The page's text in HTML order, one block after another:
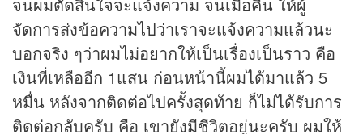
จัดการส่งข้อความไปว่าเราจะแจ้งความแล้วนะ
บอกจริง ๆว่าผมไม่อยากให้เป็นเรื่องเป็นราว คือ
เงินที่เหลืออีก 1แสน ก่อนหน้านี้ผมได้มาแล้ว 5
หมื่น หลังจากติดต่อไปครั้งสุดท้าย ก็ไม่ได้รับการ
ติดต่อกลับครับ คือ เขายังมีชีวิตอยู่นะครับ ผมให้